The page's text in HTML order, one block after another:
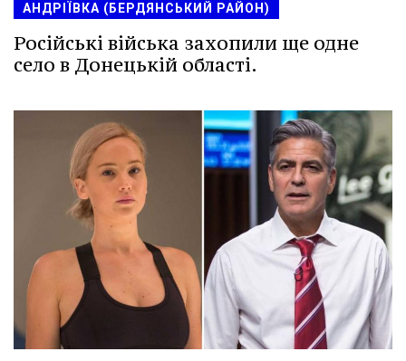
АНДРІЇВКА (БЕРДЯНСЬКИЙ РАЙОН)
Російські війська захопили ще одне
село в Донецькій області.